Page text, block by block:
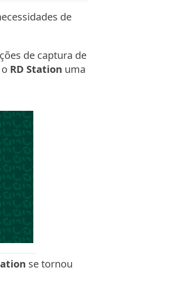
de
de captura de
RD Station uma
se tornou